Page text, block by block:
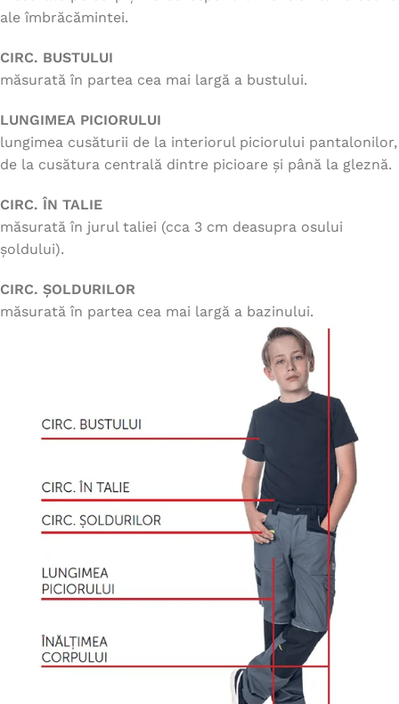
ale îmbrăcămintei.
CIRC. BUSTULUI
măsurată în partea cea mai largă a bustului.
LUNGIMEA PICIORULUI
lungimea cusăturii de la interiorul piciorului pantalonilor,
de la cusătura centrală dintre picioare și până la gleznă.
CIRC. ÎN TALIE
măsurată în jurul taliei (cca 3 cm deasupra osului
șoldului).
CIRC. ȘOLDURILOR
măsurată în partea cea mai largă a bazinului.